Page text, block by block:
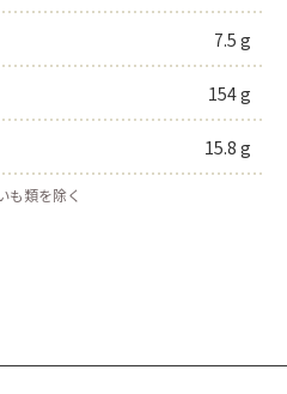
7.5 g
154 g
15.8 g
も類を除く